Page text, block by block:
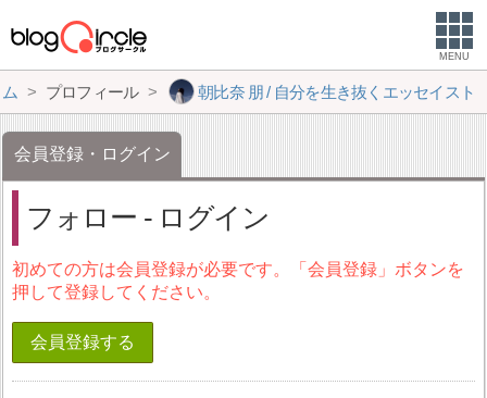
MENU
プロフィール 朝比奈 朋 / 自分を生き抜くエッセイスト
会員登録・ログイン
フォロー - ログイン
初めての方は会員登録が必要です。「会員登録」ボタンを
押して登録してください。
会員登録する